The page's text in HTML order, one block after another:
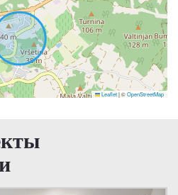
Leaflet|©OpenStreetMap